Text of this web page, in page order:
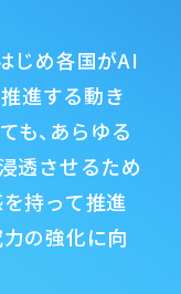
語版の応募書
たバージョン
らせ
公募要領につ
じめ各国がAI
進する動き
も、あらゆる
透させるため
持って推進
の強化に向